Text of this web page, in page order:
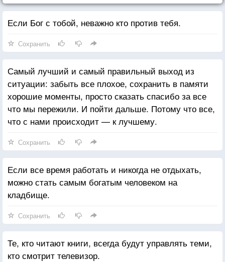
Если Бог с тобой, неважно кто против тебя.
Сохранить
Самый лучший и самый правильный выход из
ситуации: забыть все плохое, сохранить в памяти
хорошие моменты, просто сказать спасибо за все
что мы пережили. И пойти дальше. Потому что все,
что с нами происходит — к лучшему.
Сохранить
Если все время работать и никогда не отдыхать,
можно стать самым богатым человеком на
кладбище.
Сохранить
Те, кто читают книги, всегда будут управлять теми,
кто смотрит телевизор.